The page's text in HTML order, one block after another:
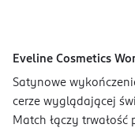
Eveline Cosmetics
Satynowe
cerze wyglądającej
Match łączy